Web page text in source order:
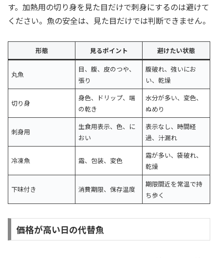
す。加熱用の切り身を見た目だけで刺身にするのは避けて
ください。魚の安全は、見た目だけでは判断できません。
形態 見るポイント 避けたい状態
丸魚
目、腹、皮のつや、
張り
腹破れ、強いにお
い、乾燥
切り身
身色、ドリップ、端
の乾き
水分が多い、変色、
ぬめり
刺身用
生食用表示、色、に
おい
表示なし、時間経
過、汁漏れ
冷凍魚 霜、包装、変色
霜が多い、袋破れ、
乾燥
下味付き 消費期限、保存温度
期限間近を常温で持
ち歩く
価格が高い日の代替魚